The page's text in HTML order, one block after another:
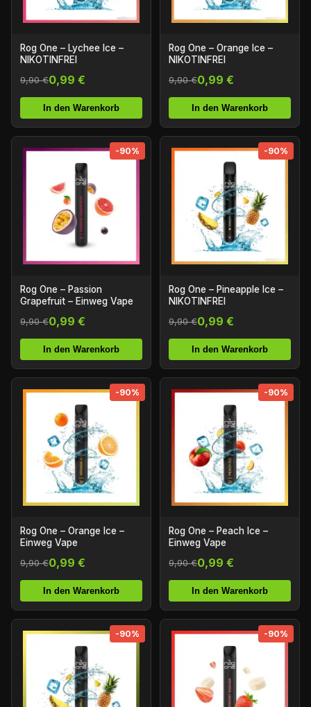
Rog One – Lychee Ice –
NIKOTINFREI
9,90 €0,99 €
In den Warenkorb
Rog One – Orange Ice –
NIKOTINFREI
9,90 €0,99 €
In den Warenkorb
-90%
Rog One – Passion
Grapefruit – Einweg Vape
9,90 €0,99 €
In den Warenkorb
-90%
Rog One – Pineapple Ice –
NIKOTINFREI
9,90 €0,99 €
In den Warenkorb
-90%
Rog One – Orange Ice –
Einweg Vape
9,90 €0,99 €
In den Warenkorb
-90%
Rog One – Peach Ice –
Einweg Vape
9,90 €0,99 €
In den Warenkorb
-90% -90%